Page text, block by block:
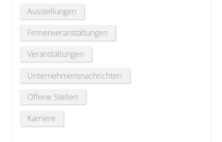
Ausstellungen
Firmenveranstaltungen
Veranstaltungen
Unternehmensnachrichten
Offene Stellen
Karriere